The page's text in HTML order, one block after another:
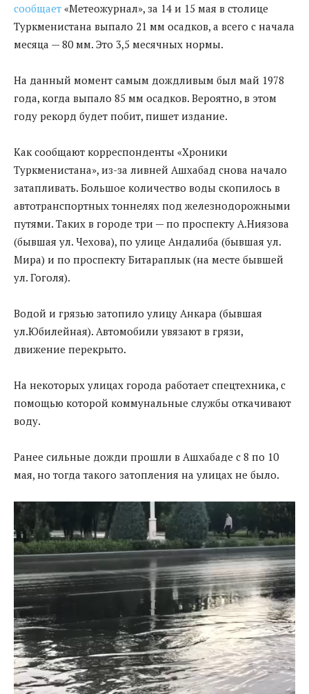
сообщает «Метеожурнал», за 14 и 15 мая в столице
Туркменистана выпало 21 мм осадков, а всего с начала
месяца — 80 мм. Это 3,5 месячных нормы.
На данный момент самым дождливым был май 1978
года, когда выпало 85 мм осадков. Вероятно, в этом
году рекорд будет побит, пишет издание.
Как сообщают корреспонденты «Хроники
Туркменистана», из-за ливней Ашхабад снова начало
затапливать. Большое количество воды скопилось в
автотранспортных тоннелях под железнодорожными
путями. Таких в городе три — по проспекту А.Ниязова
(бывшая ул. Чехова), по улице Андалиба (бывшая ул.
Мира) и по проспекту Битараплык (на месте бывшей
ул. Гоголя).
Водой и грязью затопило улицу Анкара (бывшая
ул.Юбилейная). Автомобили увязают в грязи,
движение перекрыто.
На некоторых улицах города работает спецтехника, с
помощью которой коммунальные службы откачивают
воду.
Ранее сильные дожди прошли в Ашхабаде с 8 по 10
мая, но тогда такого затопления на улицах не было.